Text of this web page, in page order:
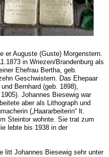
er Auguste (Guste) Morgenstern.
in Wriezen/Brandenburg als
Ehefrau Bertha, geb.
Geschwistern. Das Ehepaar
Bernhard (geb. 1898),
Johannes Biesewig war
aber als Lithograph und
(„Haararbeiterin“ lt.
Steintor wohnte. Sie trat zum
lebte bis 1938 in der
litt Johannes Biesewig sehr unter